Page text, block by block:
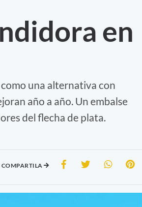
en
una alternativa con
año a año. Un embalse
del flecha de plata.
COMPARTILA